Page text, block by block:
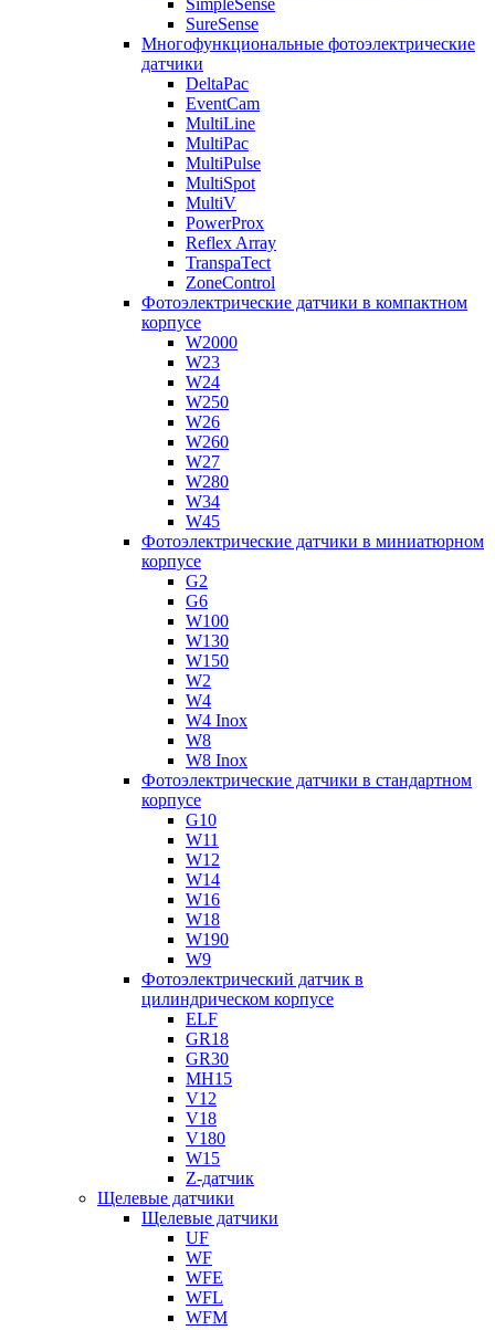
SimpleSense
SureSense
Многофункциональные фотоэлектрические
датчики
DeltaPac
EventCam
MultiLine
MultiPac
MultiPulse
MultiSpot
MultiV
PowerProx
Reflex Array
TranspaTect
ZoneControl
Фотоэлектрические датчики в компактном
корпусе
W2000
W23
W24
W250
W26
W260
W27
W280
W34
W45
Фотоэлектрические датчики в миниатюрном
корпусе
G2
G6
W100
W130
W150
W2
W4
W4 Inox
W8
W8 Inox
Фотоэлектрические датчики в стандартном
корпусе
G10
W11
W12
W14
W16
W18
W190
W9
Фотоэлектрический датчик в
цилиндрическом корпусе
ELF
GR18
GR30
MH15
V12
V18
V180
W15
Z-датчик
Щелевые датчики
Щелевые датчики
UF
WF
WFE
WFL
WFM